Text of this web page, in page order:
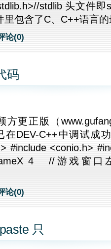
stdlib 头文件即
里包含了C、C++语言
论(0)
码
更正版（
在DEV-C++中调试成
#include <conio.h>
4 //游戏窗口
论(0)
只